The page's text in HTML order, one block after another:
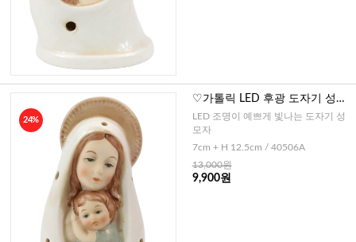
24%
♡가톨릭 LED 후광 도자기 성모
자A
LED 조명이 예쁘게 빛나는 도자기 성
모자
7cm + H 12.5cm / 40506A
13,000원
9,900원